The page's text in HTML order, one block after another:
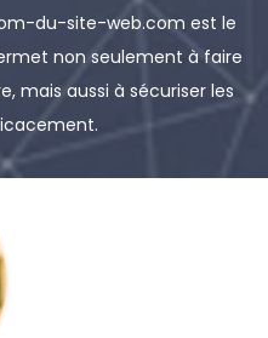
du-site-web.com est le
non seulement à faire
mais aussi à sécuriser les